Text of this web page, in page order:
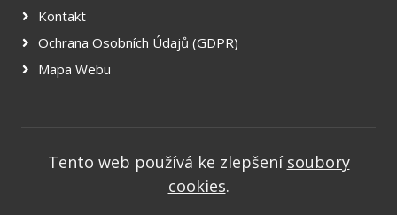
Kontakt
Ochrana Osobních Údajů (GDPR)
Mapa Webu
Tento web používá ke zlepšení soubory
cookies.